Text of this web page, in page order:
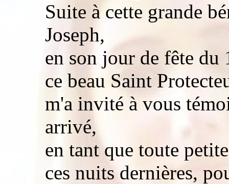
Suite à cette grande
Joseph,
en son jour de fête du
ce beau Saint
m'a invité à vous
arrivé,
en tant que toute
ces nuits dernières,